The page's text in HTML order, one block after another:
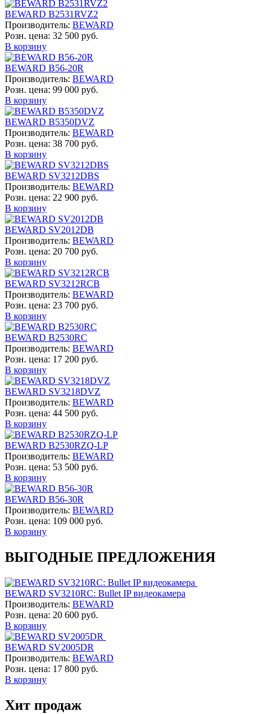
BEWARD B2531RVZ2
Производитель: BEWARD
Розн. цена: 32 500 руб.
В корзину
BEWARD B56-20R
Производитель: BEWARD
Розн. цена: 99 000 руб.
В корзину
BEWARD B5350DVZ
Производитель: BEWARD
Розн. цена: 38 700 руб.
В корзину
BEWARD SV3212DBS
Производитель: BEWARD
Розн. цена: 22 900 руб.
В корзину
BEWARD SV2012DB
Производитель: BEWARD
Розн. цена: 20 700 руб.
В корзину
BEWARD SV3212RCB
Производитель: BEWARD
Розн. цена: 23 700 руб.
В корзину
BEWARD B2530RC
Производитель: BEWARD
Розн. цена: 17 200 руб.
В корзину
BEWARD SV3218DVZ
Производитель: BEWARD
Розн. цена: 44 500 руб.
В корзину
BEWARD B2530RZQ-LP
Производитель: BEWARD
Розн. цена: 53 500 руб.
В корзину
BEWARD B56-30R
Производитель: BEWARD
Розн. цена: 109 000 руб.
В корзину
ВЫГОДНЫЕ ПРЕДЛОЖЕНИЯ
BEWARD SV3210RC: Bullet IP видеокамера
Производитель: BEWARD
Розн. цена: 20 600 руб.
В корзину
BEWARD SV2005DR
Производитель: BEWARD
Розн. цена: 17 800 руб.
В корзину
Хит продаж